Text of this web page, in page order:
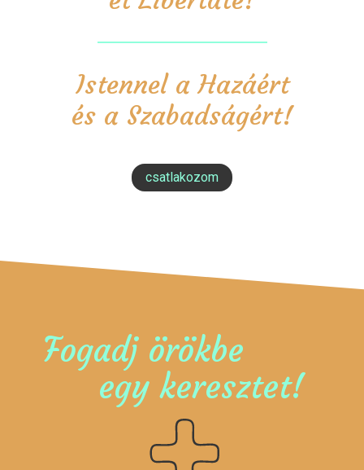
Istennel a Hazáért
és a Szabadságért!
csatlakozom
Fogadj örökbe
egy keresztet!